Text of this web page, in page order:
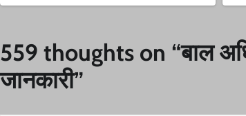
559 thoughts on “बाल
जानकारी”